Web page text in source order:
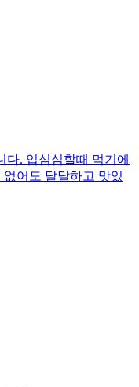
. 입심심할때 먹기에
어도 달달하고 맛있